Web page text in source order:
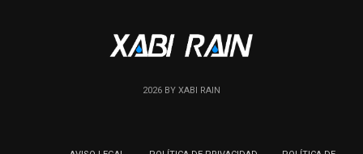
2026 BY XABI RAIN